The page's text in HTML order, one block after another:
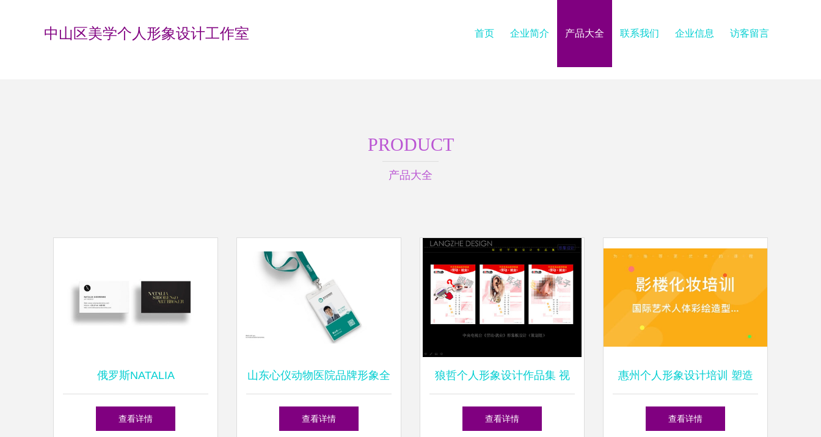
中山区美学个人形象设计工作室 首页 企业简介 产品大全 联系我们 企业信息 访客留言
PRODUCT
产品大全
俄罗斯NATALIA
SIDORENKO个人形象设计
查看详情
山东心仪动物医院品牌形象全
案策划设计——太歌创意个人
查看详情
狼哲个人形象设计作品集 视
觉同盟上的独特艺术表达
查看详情
惠州个人形象设计培训 塑造
自信，提升魅力
查看详情